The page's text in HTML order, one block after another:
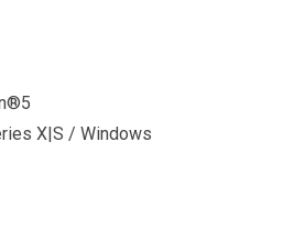
X|S / Windows